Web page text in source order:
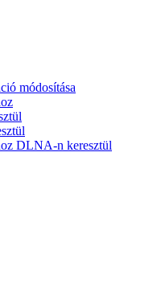
módosítása
DLNA-n keresztül